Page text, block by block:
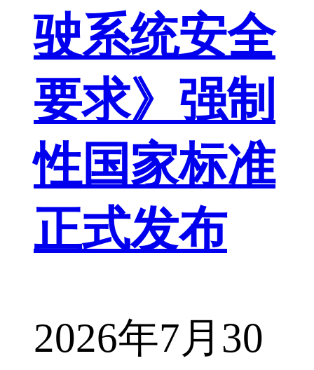
驶系统安全
要求》强制
性国家标准
正式发布
2026年7月30